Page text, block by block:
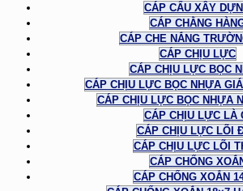
CÁP CẨU XÂY
CÁP CHẰNG
CÁP CHE NẮNG
CÁP CHỊU LỰC
CÁP CHỊU LỰC BỌC
CÁP CHỊU LỰC BỌC NHỰA
CÁP CHỊU LỰC BỌC NHỰA
CÁP CHỊU LỰC LÀ
CÁP CHỊU LỰC LÕI
CÁP CHỊU LỰC LÕI
CÁP CHỐNG
CÁP CHỐNG XOẮN